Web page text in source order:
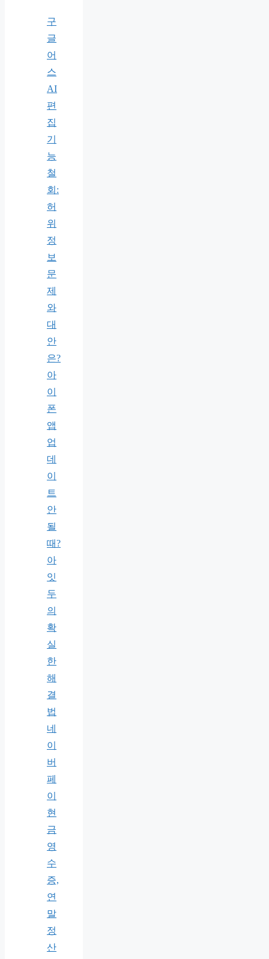
구
글
어
스
AI
편
집
기
능
철
회:
허
위
정
보
문
제
와
대
안
은?
아
이
폰
앱
업
데
이
트
안
될
때?
아
잇
두
의
확
실
한
해
결
법
네
이
버
페
이
현
금
영
수
증,
연
말
정
산